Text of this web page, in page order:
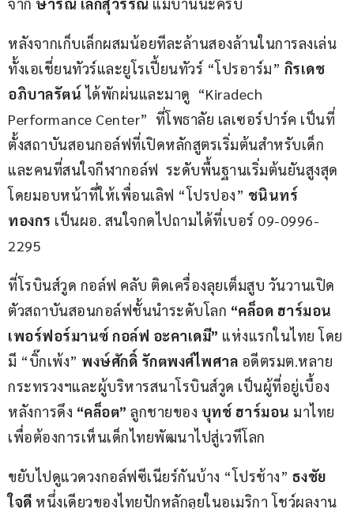
จาก ษาริณี เล็กสุวรรณ แม่บ้านนะครับ
หลังจากเก็บเล็กผสมน้อยทีละล้านสองล้านในการลงเล่น
ทั้งเอเชี่ยนทัวร์และยูโรเปี้ยนทัวร์ “โปรอาร์ม” กิรเดช
อภิบาลรัตน์ ได้พักผ่นและมาดู  “Kiradech
Performance Center”  ที่โพธาลัย เลเซอร์ปาร์ค เป็นที่
ตั้งสถาบันสอนกอล์ฟที่เปิดหลักสูตรเริ่มต้นสำหรับเด็ก
และคนที่สนใจกีฬากอล์ฟ  ระดับพื้นฐานเริ่มต้นยันสูงสุด
โดยมอบหน้าที่ให้เพื่อนเลิฟ “โปรปอง” ชนินทร์
ทองกร เป็นผอ. สนใจกดไปถามได้ที่เบอร์ 09-0996-
2295
ที่โรบินส์วูด กอล์ฟ คลับ ติดเครื่องลุยเต็มสูบ วันวานเปิด
ตัวสถาบันสอนกอล์ฟชั้นนำระดับโลก “คล็อด ฮาร์มอน
เพอร์ฟอร์มานซ์ กอล์ฟ อะคาเดมี” แห่งแรกในไทย โดย
มี “บิ๊กเพ้ง” พงษ์ศักดิ์ รักตพงศ์ไพศาล อดีตรมต.หลาย
กระทรวงฯและผู้บริหารสนาโรบินส์วูด เป็นผู้ที่อยู่เบื้อง
หลังการดึง “คล็อต” ลูกชายของ บุทช์ ฮาร์มอน มาไทย
เพื่อต้องการเห็นเด็กไทยพัฒนาไปสู่เวทีโลก
ขยับไปดูแวดวงกอล์ฟซีเนียร์กันบ้าง “โปรช้าง” ธงชัย
ใจดี หนึ่งเดียวของไทยปักหลักลุยในอเมริกา โชว์ผลงาน